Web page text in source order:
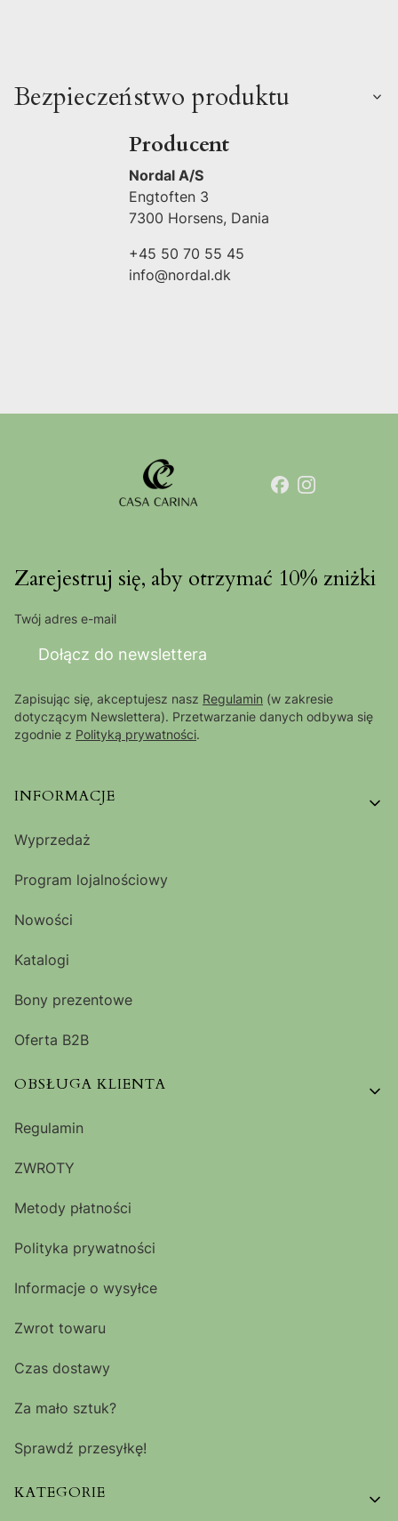
Bezpieczeństwo produktu
Producent
Nordal A/S
Engtoften 3
7300 Horsens, Dania
+45 50 70 55 45
info@nordal.dk
Zarejestruj się, aby otrzymać 10% zniżki
Twój adres e-mail
Dołącz do newslettera
Zapisując się, akceptujesz nasz Regulamin (w zakresie
dotyczącym Newslettera). Przetwarzanie danych odbywa się
zgodnie z Polityką prywatności.
Linki w stopce
INFORMACJE
Wyprzedaż
Program lojalnościowy
Nowości
Katalogi
Bony prezentowe
Oferta B2B
OBSŁUGA KLIENTA
Regulamin
ZWROTY
Metody płatności
Polityka prywatności
Informacje o wysyłce
Zwrot towaru
Czas dostawy
Za mało sztuk?
Sprawdź przesyłkę!
KATEGORIE